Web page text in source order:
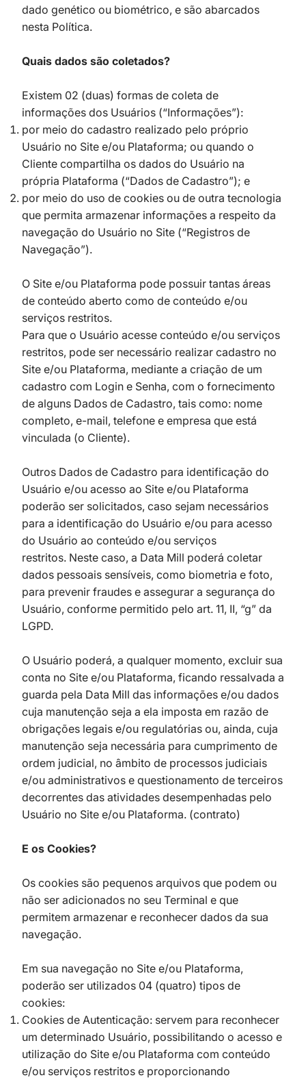
dado genético ou biométrico, e são abarcados
nesta Política.
Quais dados são coletados?
Existem 02 (duas) formas de coleta de
informações dos Usuários (“Informações”):
por meio do cadastro realizado pelo próprio
Usuário no Site e/ou Plataforma; ou quando o
Cliente compartilha os dados do Usuário na
própria Plataforma (“Dados de Cadastro”); e
por meio do uso de cookies ou de outra tecnologia
que permita armazenar informações a respeito da
navegação do Usuário no Site (“Registros de
Navegação”).
O Site e/ou Plataforma pode possuir tantas áreas
de conteúdo aberto como de conteúdo e/ou
serviços restritos.
Para que o Usuário acesse conteúdo e/ou serviços
restritos, pode ser necessário realizar cadastro no
Site e/ou Plataforma, mediante a criação de um
cadastro com Login e Senha, com o fornecimento
de alguns Dados de Cadastro, tais como: nome
completo, e-mail, telefone e empresa que está
vinculada (o Cliente).
Outros Dados de Cadastro para identificação do
Usuário e/ou acesso ao Site e/ou Plataforma
poderão ser solicitados, caso sejam necessários
para a identificação do Usuário e/ou para acesso
do Usuário ao conteúdo e/ou serviços
restritos. Neste caso, a Data Mill poderá coletar
dados pessoais sensíveis, como biometria e foto,
para prevenir fraudes e assegurar a segurança do
Usuário, conforme permitido pelo art. 11, II, “g” da
LGPD.
O Usuário poderá, a qualquer momento, excluir sua
conta no Site e/ou Plataforma, ficando ressalvada a
guarda pela Data Mill das informações e/ou dados
cuja manutenção seja a ela imposta em razão de
obrigações legais e/ou regulatórias ou, ainda, cuja
manutenção seja necessária para cumprimento de
ordem judicial, no âmbito de processos judiciais
e/ou administrativos e questionamento de terceiros
decorrentes das atividades desempenhadas pelo
Usuário no Site e/ou Plataforma. (contrato)
E os Cookies?
Os cookies são pequenos arquivos que podem ou
não ser adicionados no seu Terminal e que
permitem armazenar e reconhecer dados da sua
navegação.
Em sua navegação no Site e/ou Plataforma,
poderão ser utilizados 04 (quatro) tipos de
cookies:
Cookies de Autenticação: servem para reconhecer
um determinado Usuário, possibilitando o acesso e
utilização do Site e/ou Plataforma com conteúdo
e/ou serviços restritos e proporcionando